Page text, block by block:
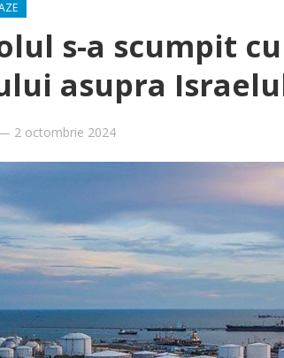
s-a scumpit
asupra
2 octombrie 2024